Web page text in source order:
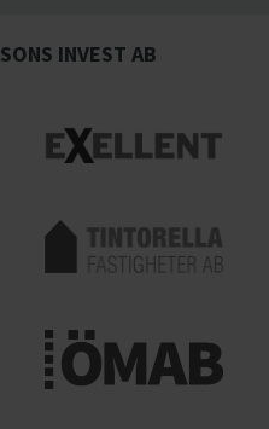
INVEST AB